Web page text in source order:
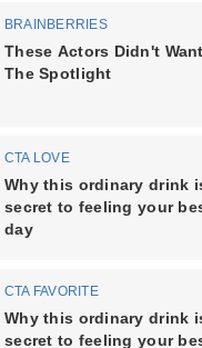
Indeks Artikel